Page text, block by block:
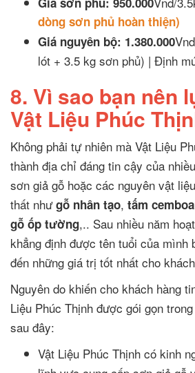
dòng sơn phủ hoàn thiện)
Giá nguyên bộ: 1.380.000
lót + 3.5 kg sơn phủ) | Định
8. Vì sao bạn nên
Vật Liệu Phúc
Không phải tự nhiên mà Vật Liệu
thành địa chỉ đáng tin cậy của
sơn giả gỗ hoặc các nguyên vật
thất nhưgỗ nhân tạo, tấm
gỗ ốp tường,.. Sau nhiều năm
khẳng định được tên tuổi của mình
đến những giá trị tốt nhất cho
Nguyên do khiến cho khách hàng
Liệu Phúc Thịnh được gói gọn
sau đây:
Vật Liệu Phúc Thịnh có kinh